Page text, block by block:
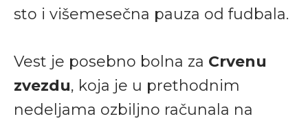
sto i višemesečna pauza od fudbala.
Vest je posebno bolna za Crvenu
zvezdu, koja je u prethodnim
nedeljama ozbiljno računala na